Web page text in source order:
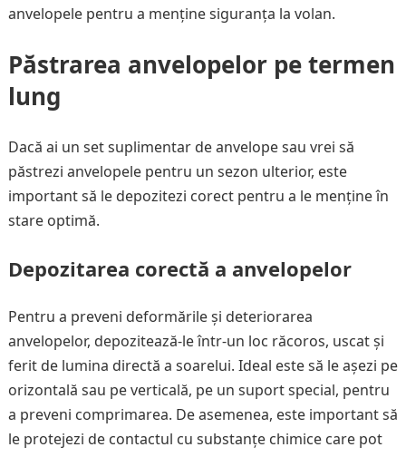
anvelopele pentru a menține siguranța la volan.
Păstrarea anvelopelor pe termen
lung
Dacă ai un set suplimentar de anvelope sau vrei să
păstrezi anvelopele pentru un sezon ulterior, este
important să le depozitezi corect pentru a le menține în
stare optimă.
Depozitarea corectă a anvelopelor
Pentru a preveni deformările și deteriorarea
anvelopelor, depozitează-le într-un loc răcoros, uscat și
ferit de lumina directă a soarelui. Ideal este să le așezi pe
orizontală sau pe verticală, pe un suport special, pentru
a preveni comprimarea. De asemenea, este important să
le protejezi de contactul cu substanțe chimice care pot